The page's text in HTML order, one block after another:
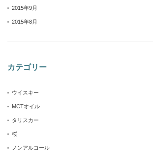
2015年9月
2015年8月
カテゴリー
ウイスキー
MCTオイル
タリスカー
桜
ノンアルコール